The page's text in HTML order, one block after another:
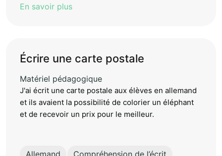
En savoir plus
Écrire une carte postale
Matériel pédagogique
J'ai écrit une carte postale aux élèves en allemand
et ils avaient la possibilité de colorier un éléphant
et de recevoir un prix pour le meilleur.